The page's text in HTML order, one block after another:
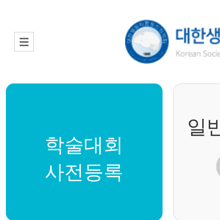
학술대회
사전등록
일